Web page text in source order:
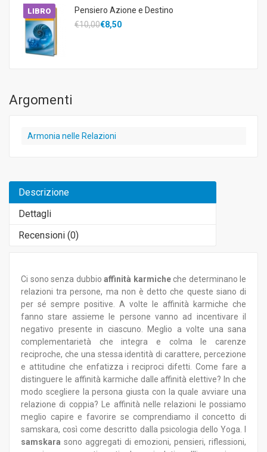
LIBRO
Pensiero Azione e Destino
€10,00€8,50
Argomenti
Armonia nelle Relazioni
Descrizione
Dettagli
Recensioni (0)
Ci sono senza dubbio affinità karmicheche determinano le
relazioni tra persone, ma non è detto che queste siano di
per sé sempre positive. A volte le affinità karmiche che
fanno stare assieme le persone vanno ad incentivare il
negativo presente in ciascuno. Meglio a volte una sana
complementarietà che integra e colma le carenze
reciproche, che una stessa identità di carattere, percezione
e attitudine che enfatizza i reciproci difetti. Come fare a
distinguere le affinità karmiche dalle affinità elettive? In che
modo scegliere la persona giusta con la quale avviare una
relazione di coppia? Le affinità nelle relazioni le possiamo
meglio capire e favorire se comprendiamo il concetto di
samskara, così come descritto dalla psicologia dello Yoga. I
samskara sono aggregati di emozioni, pensieri, riflessioni,